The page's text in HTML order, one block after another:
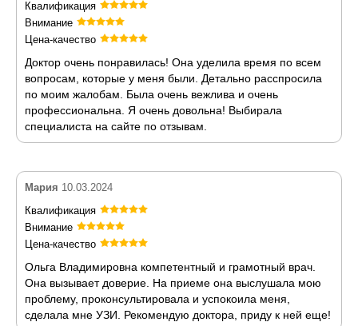
Квалификация
Внимание
Цена-качество
Доктор очень понравилась! Она уделила время по всем
вопросам, которые у меня были. Детально расспросила
по моим жалобам. Была очень вежлива и очень
профессиональна. Я очень довольна! Выбирала
специалиста на сайте по отзывам.
Мария 10.03.2024
Квалификация
Внимание
Цена-качество
Ольга Владимировна компетентный и грамотный врач.
Она вызывает доверие. На приеме она выслушала мою
проблему, проконсультировала и успокоила меня,
сделала мне УЗИ. Рекомендую доктора, приду к ней еще!